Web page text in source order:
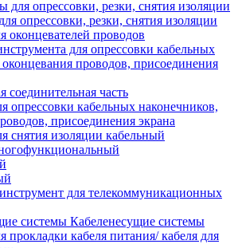
опрессовки, резки, снятия изоляции
оконцевателей проводов
для опрессовки кабельных
проводов, присоединения
соединительная часть
опрессовки кабельных наконечников,
присоединения экрана
снятия изоляции кабельный
для телекоммуникационных
Кабеленесущие системы
прокладки кабеля питания/ кабеля для